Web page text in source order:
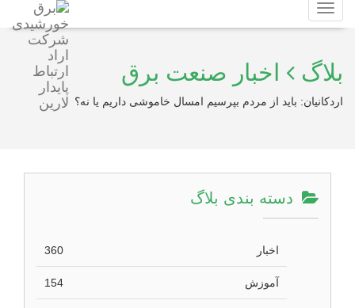
Toggle
navigation
بلاگ اخبار صنعت برق
اردکانیان: باید از مردم بپرسیم امسال خاموشی داریم یا نه؟
دسته بندی بلاگ
اخبار 360
آموزش 154